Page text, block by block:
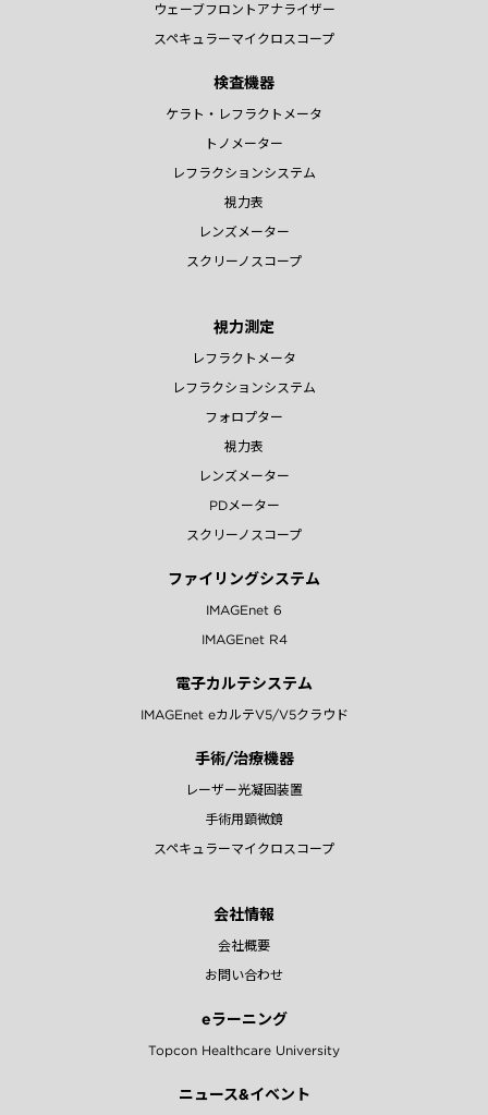
ウェーブフロントアナライザー
スペキュラーマイクロスコープ
検査機器
ケラト・レフラクトメータ
トノメーター
レフラクションシステム
視力表
レンズメーター
スクリーノスコープ
視力測定
レフラクトメータ
レフラクションシステム
フォロプター
視力表
レンズメーター
PDメーター
スクリーノスコープ
ファイリングシステム
IMAGEnet 6
IMAGEnet R4
電子カルテシステム
IMAGEnet eカルテV5/V5クラウド
手術/治療機器
レーザー光凝固装置
手術用顕微鏡
スペキュラーマイクロスコープ
会社情報
会社概要
お問い合わせ
eラーニング
Topcon Healthcare University
ニュース&イベント